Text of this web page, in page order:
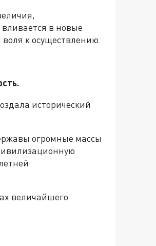
в новые
к осуществлению.
исторический
огромные массы
величайшего